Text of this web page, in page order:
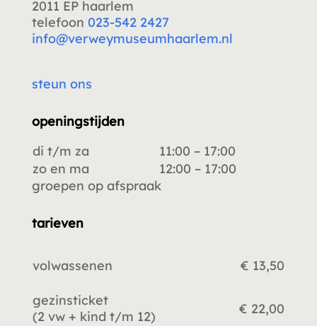
2011 EP haarlem
telefoon 023-542 2427
info@verweymuseumhaarlem.nl
steun ons
openingstijden
di t/m za
11:00 – 17:00
zo en ma
12:00 – 17:00
groepen op afspraak
tarieven
volwassenen € 13,50
gezinsticket
(2 vw + kind t/m 12) € 22,00